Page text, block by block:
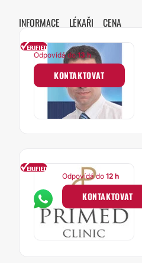
INFORMACE LÉKAŘI CENA
Odpovídá do13 h
KONTAKTOVAT
Odpovídá do 12 h
KONTAKTOVAT